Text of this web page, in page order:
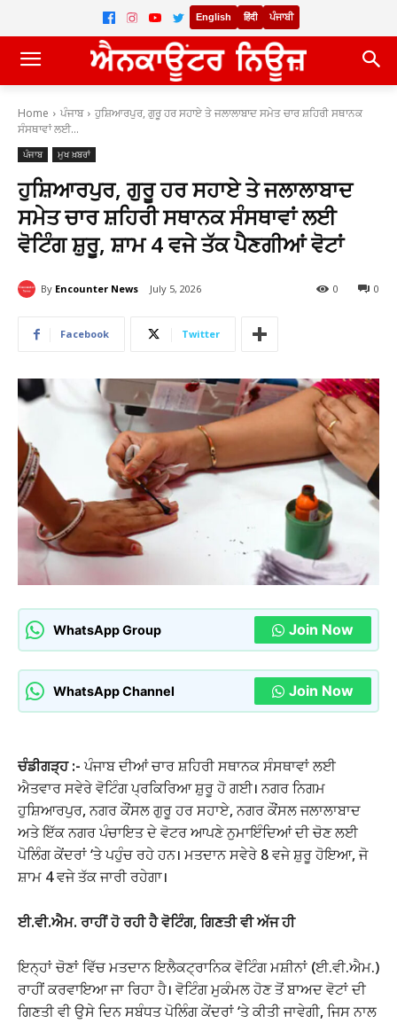
English हिंदी ਪੰਜਾਬੀ
Home ਪੰਜਾਬ
ਹੁਸ਼ਿਆਰਪੁਰ, ਗੁਰੂ ਹਰ ਸਹਾਏ ਤੇ ਜਲਾਲਾਬਾਦ ਸਮੇਤ ਚਾਰ ਸ਼ਹਿਰੀ ਸਥਾਨਕ
ਸੰਸਥਾਵਾਂ ਲਈ...
ਪੰਜਾਬ ਮੁਖ ਖ਼ਬਰਾਂ
ਹੁਸ਼ਿਆਰਪੁਰ, ਗੁਰੂ ਹਰ ਸਹਾਏ ਤੇ ਜਲਾਲਾਬਾਦ
ਸਮੇਤ ਚਾਰ ਸ਼ਹਿਰੀ ਸਥਾਨਕ ਸੰਸਥਾਵਾਂ ਲਈ
ਵੋਟਿੰਗ ਸ਼ੁਰੂ, ਸ਼ਾਮ 4 ਵਜੇ ਤੱਕ ਪੈਣਗੀਆਂ ਵੋਟਾਂ
By Encounter News July 5, 2026 0
0
Facebook Twitter
WhatsApp Group Join Now
WhatsApp Channel Join Now
ਚੰਡੀਗੜ੍ਹ :-ਪੰਜਾਬ ਦੀਆਂ ਚਾਰ ਸ਼ਹਿਰੀ ਸਥਾਨਕ ਸੰਸਥਾਵਾਂ ਲਈ
ਐਤਵਾਰ ਸਵੇਰੇ ਵੋਟਿੰਗ ਪ੍ਰਕਿਰਿਆ ਸ਼ੁਰੂ ਹੋ ਗਈ। ਨਗਰ ਨਿਗਮ
ਹੁਸ਼ਿਆਰਪੁਰ, ਨਗਰ ਕੌਂਸਲ ਗੁਰੂ ਹਰ ਸਹਾਏ, ਨਗਰ ਕੌਂਸਲ ਜਲਾਲਾਬਾਦ
ਅਤੇ ਇੱਕ ਨਗਰ ਪੰਚਾਇਤ ਦੇ ਵੋਟਰ ਆਪਣੇ ਨੁਮਾਇੰਦਿਆਂ ਦੀ ਚੋਣ ਲਈ
ਪੋਲਿੰਗ ਕੇਂਦਰਾਂ ‘ਤੇ ਪਹੁੰਚ ਰਹੇ ਹਨ। ਮਤਦਾਨ ਸਵੇਰੇ 8 ਵਜੇ ਸ਼ੁਰੂ ਹੋਇਆ, ਜੋ
ਸ਼ਾਮ 4 ਵਜੇ ਤੱਕ ਜਾਰੀ ਰਹੇਗਾ।
ਈ.ਵੀ.ਐਮ. ਰਾਹੀਂ ਹੋ ਰਹੀ ਹੈ ਵੋਟਿੰਗ, ਗਿਣਤੀ ਵੀ ਅੱਜ ਹੀ
ਇਨ੍ਹਾਂ ਚੋਣਾਂ ਵਿੱਚ ਮਤਦਾਨ ਇਲੈਕਟ੍ਰਾਨਿਕ ਵੋਟਿੰਗ ਮਸ਼ੀਨਾਂ (ਈ.ਵੀ.ਐਮ.)
ਰਾਹੀਂ ਕਰਵਾਇਆ ਜਾ ਰਿਹਾ ਹੈ। ਵੋਟਿੰਗ ਮੁਕੰਮਲ ਹੋਣ ਤੋਂ ਬਾਅਦ ਵੋਟਾਂ ਦੀ
ਗਿਣਤੀ ਵੀ ਉਸੇ ਦਿਨ ਸਬੰਧਤ ਪੋਲਿੰਗ ਕੇਂਦਰਾਂ ‘ਤੇ ਕੀਤੀ ਜਾਵੇਗੀ, ਜਿਸ ਨਾਲ